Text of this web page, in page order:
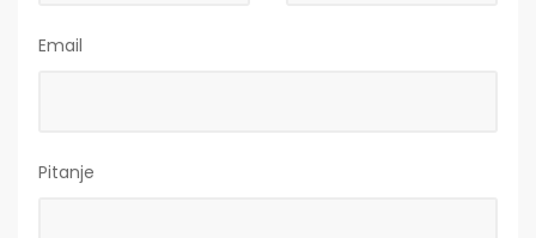
Email
Pitanje